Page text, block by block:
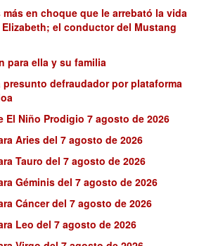
en choque que le arrebató la vida
el conductor del Mustang
para ella y su familia
defraudador por plataforma
El Niño Prodigio 7 agosto de 2026
Aries del 7 agosto de 2026
Tauro del 7 agosto de 2026
Géminis del 7 agosto de 2026
Cáncer del 7 agosto de 2026
Leo del 7 agosto de 2026